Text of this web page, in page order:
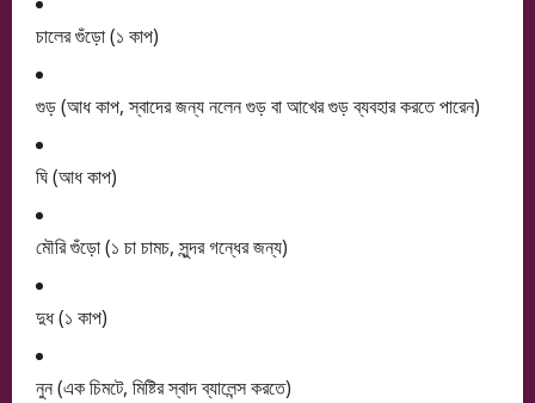
চালের গুঁড়ো (১ কাপ)
গুড় (আধ কাপ, স্বাদের জন্য নলেন গুড় বা আখের গুড় ব্যবহার করতে পারেন)
ঘি (আধ কাপ)
মৌরি গুঁড়ো (১ চা চামচ, সুন্দর গন্ধের জন্য)
দুধ (১ কাপ)
নুন (এক চিমটে, মিষ্টির স্বাদ ব্যালেন্স করতে)